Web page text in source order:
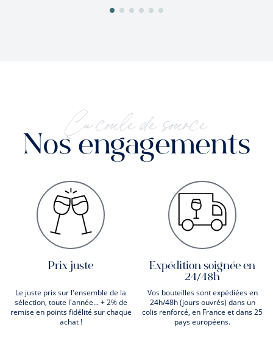
Ça coule de source
Nos engagements
Prix juste
Le juste prix sur l'ensemble de la
sélection, toute l'année... + 2% de
remise en points fidélité sur chaque
achat !
Expédition soignée en
24/48h
Vos bouteilles sont expédiées en
24h/48h (jours ouvrés) dans un
colis renforcé, en France et dans 25
pays européens.